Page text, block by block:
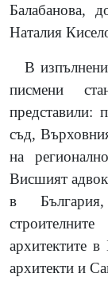
Балабанова,
Наталия
В
писмени
представили:
съд,
на
Висшият
в
архитектите
архитекти и